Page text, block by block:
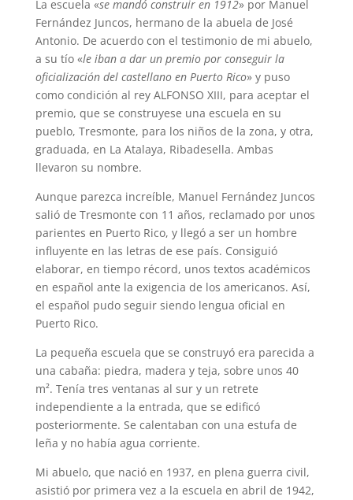
La escuela «se mandó construir en 1912» por Manuel
Fernández Juncos, hermano de la abuela de José
Antonio. De acuerdo con el testimonio de mi abuelo,
a su tío «le iban a dar un premio por conseguir la
oficialización del castellano en Puerto Rico» y puso
como condición al rey ALFONSO XIII, para aceptar el
premio, que se construyese una escuela en su
pueblo, Tresmonte, para los niños de la zona, y otra,
graduada, en La Atalaya, Ribadesella. Ambas
llevaron su nombre.
Aunque parezca increíble, Manuel Fernández Juncos
salió de Tresmonte con 11 años, reclamado por unos
parientes en Puerto Rico, y llegó a ser un hombre
influyente en las letras de ese país. Consiguió
elaborar, en tiempo récord, unos textos académicos
en español ante la exigencia de los americanos. Así,
el español pudo seguir siendo lengua oficial en
Puerto Rico.
La pequeña escuela que se construyó era parecida a
una cabaña: piedra, madera y teja, sobre unos 40
m². Tenía tres ventanas al sur y un retrete
independiente a la entrada, que se edificó
posteriormente. Se calentaban con una estufa de
leña y no había agua corriente.
Mi abuelo, que nació en 1937, en plena guerra civil,
asistió por primera vez a la escuela en abril de 1942,